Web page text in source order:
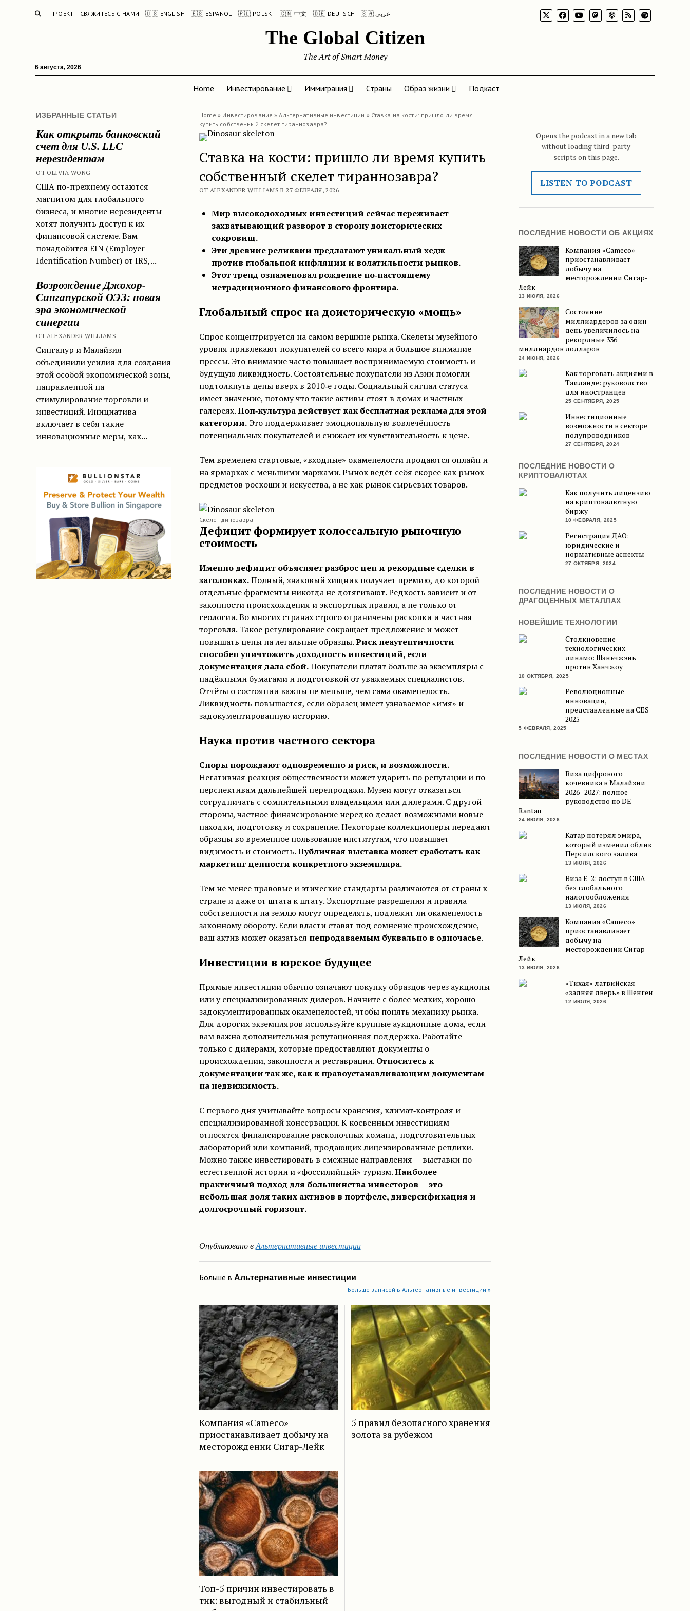
ПОИСК
ПРОЕКТ СВЯЖИТЕСЬ С НАМИ 🇺🇸 ENGLISH 🇪🇸 ESPAÑOL 🇵🇱 POLSKI 🇨🇳 中文 🇩🇪 DEUTSCH 🇸🇦 عربي
The Global Citizen
6 августа, 2026
The Art of Smart Money
Home Инвестирование Иммиграция Страны Образ жизни Подкаст
ИЗБРАННЫЕ СТАТЬИ
Как открыть банковский
счет для U.S. LLC
нерезидентам
ОТ OLIVIA WONG
США по-прежнему остаются
магнитом для глобального
бизнеса, и многие нерезиденты
хотят получить доступ к их
финансовой системе. Вам
понадобится EIN (Employer
Identification Number) от IRS,...
Возрождение Джохор-
Сингапурской ОЭЗ: новая
эра экономической
синергии
ОТ ALEXANDER WILLIAMS
Сингапур и Малайзия
объединили усилия для создания
этой особой экономической зоны,
направленной на
стимулирование торговли и
инвестиций. Инициатива
включает в себя такие
инновационные меры, как...
Home » Инвестирование » Альтернативные инвестиции » Ставка на кости: пришло ли время
купить собственный скелет тираннозавра?
Ставка на кости: пришло ли время купить
собственный скелет тираннозавра?
ОТ ALEXANDER WILLIAMS В 27 ФЕВРАЛЯ, 2026
Мир высокодоходных инвестиций сейчас переживает
захватывающий разворот в сторону доисторических
сокровищ.
Эти древние реликвии предлагают уникальный хедж
против глобальной инфляции и волатильности рынков.
Этот тренд ознаменовал рождение по‑настоящему
нетрадиционного финансового фронтира.
Глобальный спрос на доисторическую «мощь»
Спрос концентрируется на самом вершине рынка. Скелеты музейного
уровня привлекают покупателей со всего мира и большое внимание
прессы. Это внимание часто повышает воспринимаемую стоимость и
будущую ликвидность. Состоятельные покупатели из Азии помогли
подтолкнуть цены вверх в 2010‑е годы. Социальный сигнал статуса
имеет значение, потому что такие активы стоят в домах и частных
галереях.Поп‑культура действует как бесплатная реклама для этой
категории.Это поддерживает эмоциональную вовлечённость
потенциальных покупателей и снижает их чувствительность к цене.
Тем временем стартовые, «входные» окаменелости продаются онлайн и
на ярмарках с меньшими маржами. Рынок ведёт себя скорее как рынок
предметов роскоши и искусства, а не как рынок сырьевых товаров.
Скелет динозавра
Дефицит формирует колоссальную рыночную
стоимость
Именно дефицит объясняет разброс цен и рекордные сделки в
заголовках.Полный, знаковый хищник получает премию, до которой
отдельные фрагменты никогда не дотягивают. Редкость зависит и от
законности происхождения и экспортных правил, а не только от
геологии. Во многих странах строго ограничены раскопки и частная
торговля. Такое регулирование сокращает предложение и может
повышать цены на легальные образцы.Риск неаутентичности
способен уничтожить доходность инвестиций, если
документация дала сбой.Покупатели платят больше за экземпляры с
надёжными бумагами и подготовкой от уважаемых специалистов.
Отчёты о состоянии важны не меньше, чем сама окаменелость.
Ликвидность повышается, если образец имеет узнаваемое «имя» и
задокументированную историю.
Наука против частного сектора
Споры порождают одновременно и риск, и возможности.
Негативная реакция общественности может ударить по репутации и по
перспективам дальнейшей перепродажи. Музеи могут отказаться
сотрудничать с сомнительными владельцами или дилерами. С другой
стороны, частное финансирование нередко делает возможными новые
находки, подготовку и сохранение. Некоторые коллекционеры передают
образцы во временное пользование институтам, что повышает
видимость и стоимость.Публичная выставка может сработать как
маркетинг ценности конкретного экземпляра.
Тем не менее правовые и этические стандарты различаются от страны к
стране и даже от штата к штату. Экспортные разрешения и правила
собственности на землю могут определять, подлежит ли окаменелость
законному обороту. Если власти ставят под сомнение происхождение,
ваш актив может оказаться непродаваемым буквально в одночасье.
Инвестиции в юрское будущее
Прямые инвестиции обычно означают покупку образцов через аукционы
или у специализированных дилеров. Начните с более мелких, хорошо
задокументированных окаменелостей, чтобы понять механику рынка.
Для дорогих экземпляров используйте крупные аукционные дома, если
вам важна дополнительная репутационная поддержка. Работайте
только с дилерами, которые предоставляют документы о
происхождении, законности и реставрации. Относитесь к
документации так же, как к правоустанавливающим документам
на недвижимость.
С первого дня учитывайте вопросы хранения, климат‑контроля и
специализированной консервации. К косвенным инвестициям
относятся финансирование раскопочных команд, подготовительных
лабораторий или компаний, продающих лицензированные реплики.
Можно также инвестировать в смежные направления — выставки по
естественной истории и «фоссилийный» туризм.Наиболее
практичный подход для большинства инвесторов — это
небольшая доля таких активов в портфеле, диверсификация и
долгосрочный горизонт.
Опубликовано вАльтернативные инвестиции
Больше в Альтернативные инвестиции
Больше записей в Альтернативные инвестиции »
Компания «Cameco»
приостанавливает добычу на
месторождении Сигар-Лейк
5 правил безопасного хранения
золота за рубежом
Топ-5 причин инвестировать в
тик: выгодный и стабильный
Opens the podcast in a new tab
without loading third-party
scripts on this page.
LISTEN TO PODCAST
ПОСЛЕДНИЕ НОВОСТИ ОБ АКЦИЯХ
Компания «Cameco»
приостанавливает
добычу на
месторождении Сигар-
Лейк
13 ИЮЛЯ, 2026
Состояние
миллиардеров за один
день увеличилось на
рекордные 336
миллиардов долларов
24 ИЮНЯ, 2026
Как торговать акциями в
Таиланде: руководство
для иностранцев
25 СЕНТЯБРЯ, 2025
Инвестиционные
возможности в секторе
полупроводников
27 СЕНТЯБРЯ, 2024
ПОСЛЕДНИЕ НОВОСТИ О
КРИПТОВАЛЮТАХ
Как получить лицензию
на криптовалютную
биржу
10 ФЕВРАЛЯ, 2025
Регистрация ДАО:
юридические и
нормативные аспекты
27 ОКТЯБРЯ, 2024
ПОСЛЕДНИЕ НОВОСТИ О
ДРАГОЦЕННЫХ МЕТАЛЛАХ
НОВЕЙШИЕ ТЕХНОЛОГИИ
Столкновение
технологических
динамо: Шэньчжэнь
против Ханчжоу
10 ОКТЯБРЯ, 2025
Революционные
инновации,
представленные на CES
2025
5 ФЕВРАЛЯ, 2025
ПОСЛЕДНИЕ НОВОСТИ О МЕСТАХ
Виза цифрового
кочевника в Малайзии
2026–2027: полное
руководство по DE
Rantau
24 ИЮЛЯ, 2026
Катар потерял эмира,
который изменил облик
Персидского залива
13 ИЮЛЯ, 2026
Виза E-2: доступ в США
без глобального
налогообложения
13 ИЮЛЯ, 2026
Компания «Cameco»
приостанавливает
добычу на
месторождении Сигар-
Лейк
13 ИЮЛЯ, 2026
«Тихая» латвийская
«задняя дверь» в Шенген
12 ИЮЛЯ, 2026